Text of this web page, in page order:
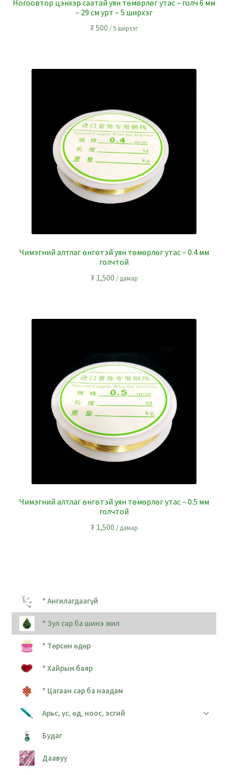
Ногоовтор цэнхэр саатай уян төмөрлөг утас – голч 6 мм
– 29 см урт – 5 ширхэг
₮500 / 5 ширхэг
Чимэгний алтлаг өнгөтэй уян төмөрлөг утас – 0.4 мм
голчтой
₮1,500 / дамар
Чимэгний алтлаг өнгөтэй уян төмөрлөг утас – 0.5 мм
голчтой
₮1,500 / дамар
* Ангилагдаагүй
* Зул сар ба шинэ жил
* Төрсөн өдөр
* Хайрын баяр
* Цагаан сар ба наадам
Арьс, үс, өд, ноос, эсгий
Будаг
Даавуу